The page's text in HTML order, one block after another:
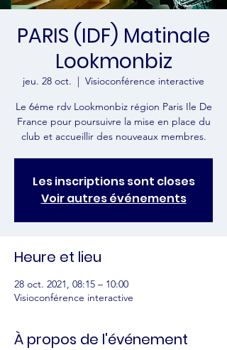
PARIS (IDF) Matinale
Lookmonbiz
jeu. 28 oct.
  |
Visioconférence interactive
Le 6éme rdv Lookmonbiz région Paris Ile De
France pour poursuivre la mise en place du
club et accueillir des nouveaux membres.
Les inscriptions sont closes
Voir autres événements
Heure et lieu
28 oct. 2021, 08:15 – 10:00
Visioconférence interactive
À propos de l'événement